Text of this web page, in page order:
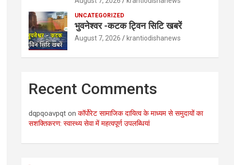
UNCATEGORIZED
भुवनेश्वर -कटक ट्विन सिटि खबरें
August 7, 2026 krantiodishanews
Recent Comments
dqpqoavpqt onकॉर्पोरेट सामाजिक दायित्व के माध्यम से समुदायों का
सशक्तिकरण: स्वास्थ्य सेवा में महत्वपूर्ण उपलब्धियां